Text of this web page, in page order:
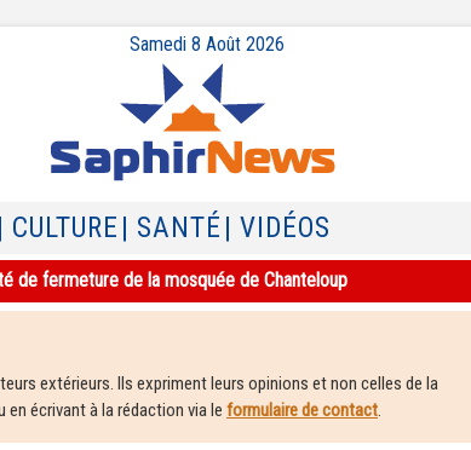
Samedi 8 Août 2026
| CULTURE | SANTÉ | VIDÉOS
de fermeture de la mosquée de Chanteloup
extérieurs. Ils expriment leurs opinions et non celles de la
écrivant à la rédaction via le formulaire de contact.